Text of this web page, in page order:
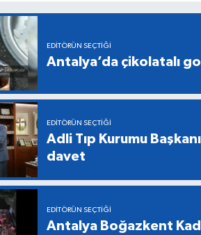
EDITÖRÜN SEÇTIĞI
Antalya’da çikolatalı
EDITÖRÜN SEÇTIĞI
Adli Tıp Kurumu
davet
EDITÖRÜN SEÇTIĞI
Antalya Boğazkent